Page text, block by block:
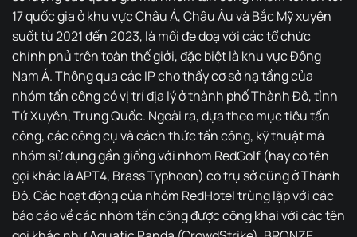
17 quốc gia ở khu vực Châu Á, Châu Âu và Bắc Mỹ xuyên
suốt từ 2021 đến 2023, là mối đe doạ với các tổ chức
chính phủ trên toàn thế giới, đặc biệt là khu vực Đông
Nam Á. Thông qua các IP cho thấy cơ sở hạ tầng của
nhóm tấn công có vị trí địa lý ở thành phố Thành Đô, tỉnh
Tứ Xuyên, Trung Quốc. Ngoài ra, dựa theo mục tiêu tấn
công, các công cụ và cách thức tấn công, kỹ thuật mà
nhóm sử dụng gần giống với nhóm RedGolf (hay có tên
gọi khác là APT4, Brass Typhoon) có trụ sở cũng ở Thành
Đô. Các hoạt động của nhóm RedHotel trùng lặp với các
báo cáo về các nhóm tấn công được công khai với các tên